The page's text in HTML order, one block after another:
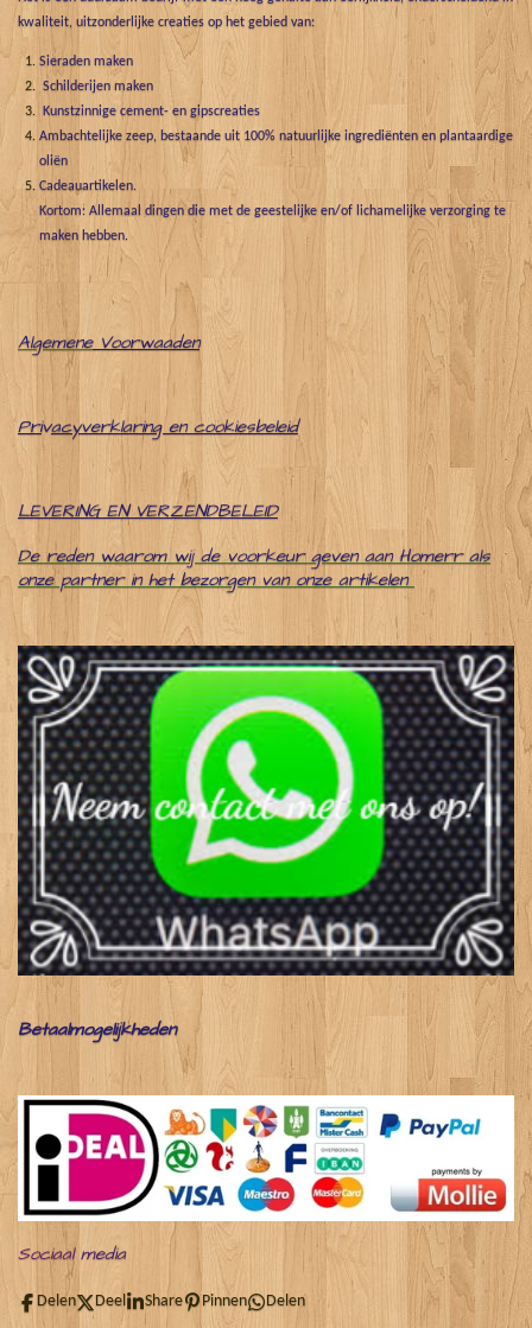
kwaliteit, uitzonderlijke creaties op het gebied van:
Sieraden maken
Schilderijen maken
Kunstzinnige cement- en gipscreaties
Ambachtelijke zeep, bestaande uit 100% natuurlijke ingrediënten en plantaardige
oliën
Cadeauartikelen.
Kortom: Allemaal dingen die met de geestelijke en/of lichamelijke verzorging te
maken hebben.
Algemene Voorwaaden
Privacyverklaring en cookiesbeleid
LEVERING EN VERZENDBELEID
De reden waarom wij de voorkeur geven aan Homerr als
onze partner in het bezorgen van onze artikelen
Betaalmogelijkheden
Sociaalmedia
Delen Deel Share Pinnen Delen